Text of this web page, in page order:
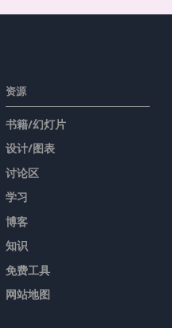
资源
书籍/幻灯片
设计/图表
讨论区
学习
博客
知识
免费工具
网站地图